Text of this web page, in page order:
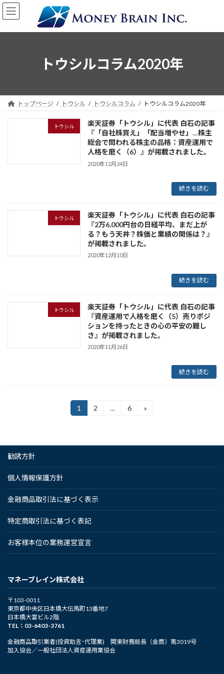
コ
ン
ン
プ
ナ
ビ
ー
動
トウシルコラム2020年
トップページ トウシル トウシルコラム トウシルコラム2020年
トウシル
楽天証券「トウシル」に代表 白石の記事
『「自社株買え」「配当増やせ」…株主
総会で問われる株主の品格：資産運用で
人格を磨く（6）』 が掲載されました。
2020年12月24日
続きを読む
トウシル
楽天証券「トウシル」に代表 白石の記事
『2万6,000円台の日経平均、まだ上が
る？もう天井？株価と業績の関係は？』
が掲載されました。
2020年12月10日
続きを読む
トウシル
楽天証券「トウシル」に代表 白石の記事
『資産運用で人格を磨く（5）売りポジ
ションを持ったときの心の平安の難し
さ』 が掲載されました。
2020年11月26日
続きを読む
の
ペ
ー
ジ
送
り
固
定
ジ
1
固
ジ
2 …
固
ジ
6 »
勧誘方針
個人情報保護方針
金融商品取引法に基づく表示
特定商取引法に基づく表記
お客様本位の業務運営宣言
マネーブレイン株式会社
〒103-0011
東京都中央区日本橋大伝馬町13番地7
日本橋大富ビル2階
TEL：03-6403-3761
金融商品取引業者(投資助言･代理業) 関東財務局長（金商）第3019号
加入協会／一般社団法人資産運用業協会